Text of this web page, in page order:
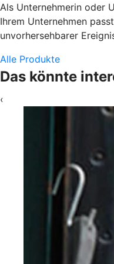
Als Unternehmerin oder
Ihrem Unternehmen
unvorhersehbarer
Alle Produkte
Das könnte
‹